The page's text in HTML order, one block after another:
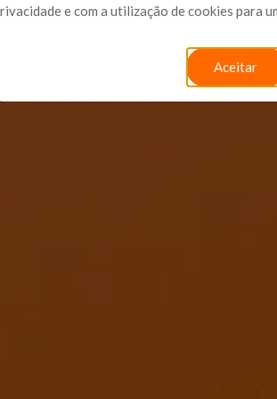
e com a utilização de cookies para
Aceitar